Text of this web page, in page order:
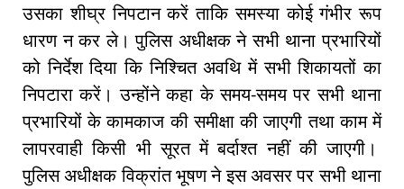
उसका शीघ्र निपटान करें ताकि समस्या कोई गंभीर रूप
धारण न कर ले। पुलिस अधीक्षक ने सभी थाना प्रभारियों
को निर्देश दिया कि निश्चित अवथि में सभी शिकायतों का
निपटारा करें। उन्होंने कहा के समय-समय पर सभी थाना
प्रभारियों के कामकाज की समीक्षा की जाएगी तथा काम में
लापरवाही किसी भी सूरत में बर्दाश्त नहीं की जाएगी।
पुलिस अधीक्षक विक्रांत भूषण ने इस अवसर पर सभी थाना